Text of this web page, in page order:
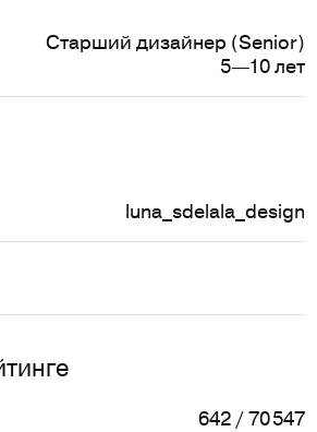
Старший дизайнер (Senior)
5—10 лет
luna_sdelala_design
642 / 70 547